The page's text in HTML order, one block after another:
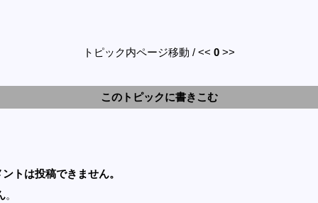
トピック内ページ移動 / << 0 >>
このトピックに書きこむ
トは投稿できません。
。